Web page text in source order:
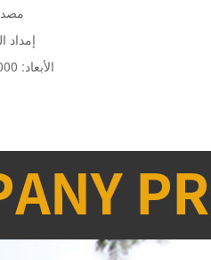
مصدر الطاقة:
إمداد الهواء: 0.6 ميجا
الأبعاد: 3000 * 900 * 2350 مم (الطول * العرض * الارتفاع)